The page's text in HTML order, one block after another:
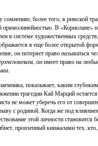
более того, в римской
В «Кориолане»
в системе художественных
в еще более открытой
он потеряет право называться
он имеет право на
показывает, каким
трагедии Кай Марций
не может уберечь его от
с родиной. Когда же под
этой личности становится
пронзенный кинжалами тех,